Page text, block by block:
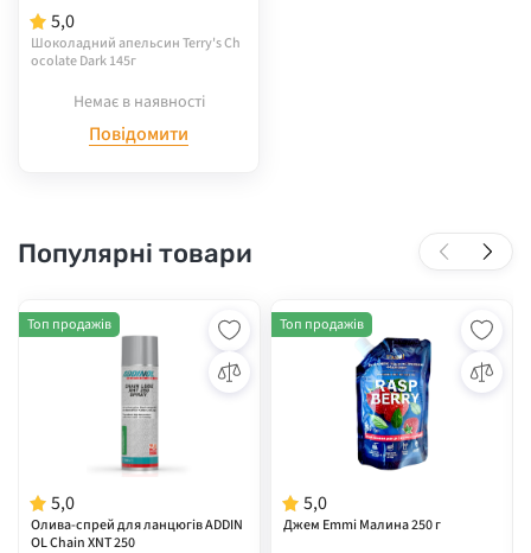
5,0
Шоколадний апельсин Terry's Ch
ocolate Dark 145г
Немає в наявності
Повідомити
Популярні товари
5,0
Олива-спрей для ланцюгів ADDIN
OL Chain XNT 250
Топ продажів
5,0
Джем Emmi Малина 250 г
Топ продажів